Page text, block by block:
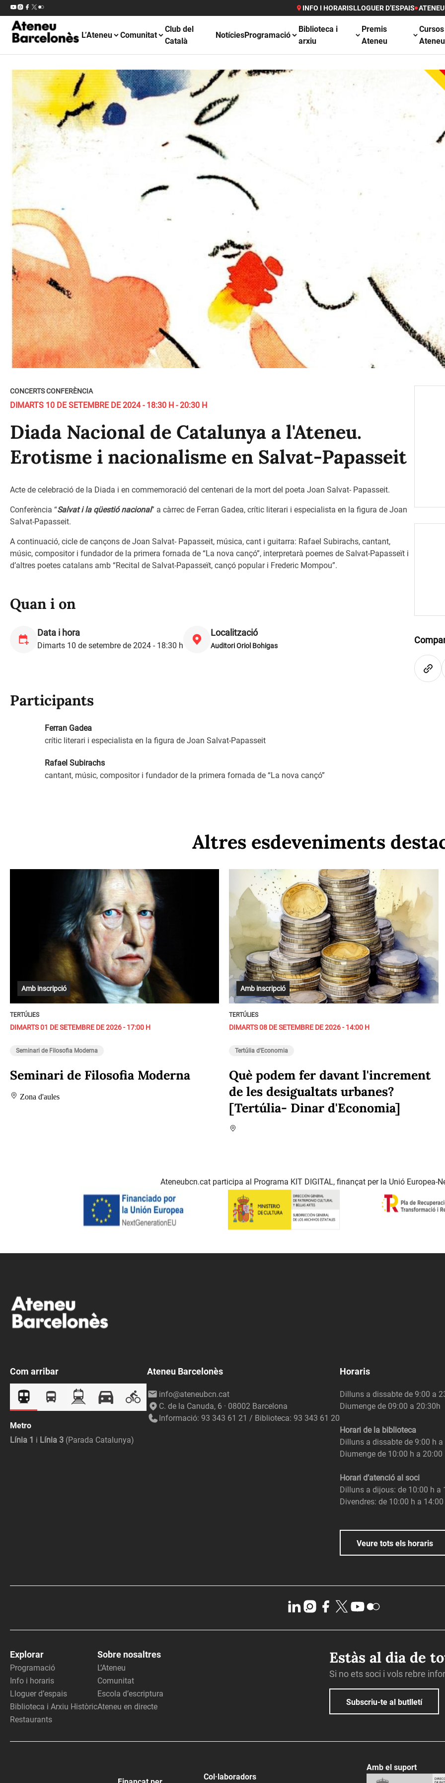
INFO I HORARISLLOGUER D’ESPAIS
L’Ateneu Comunitat
Club del
Català
NotíciesProgramació
Biblioteca i
arxiu
Premis
Ateneu
Ateneu
CONCERTS CONFERÈNCIA
DIMARTS 10 DE SETEMBRE DE 2024 - 18:30 H - 20:30 H
Diada Nacional de Catalunya a l'Ateneu.
Erotisme i nacionalisme en Salvat-Papasseit
Acte de celebració de la Diada i en commemoració del centenari de la mort del poeta Joan Salvat- Papasseit.
Conferència “Salvat i la qüestió nacional” a càrrec de Ferran Gadea, crític literari i especialista en la figura de Joan
Salvat-Papasseit.
A continuació, cicle de cançons de Joan Salvat- Papasseit, música, cant i guitarra: Rafael Subirachs, cantant,
músic, compositor i fundador de la primera fornada de “La nova cançó”, interpretarà poemes de Salvat-Papasseït i
d’altres poetes catalans amb “Recital de Salvat-Papasseït, cançó popular i Frederic Mompou”.
Quan i on
Data i hora
Dimarts 10 de setembre de 2024 - 18:30 h
Localització
Auditori Oriol Bohigas
Participants
Ferran Gadea
crític literari i especialista en la figura de Joan Salvat-Papasseit
Rafael Subirachs
cantant, músic, compositor i fundador de la primera fornada de “La nova cançó”
Altres esdeveniments
Amb inscripció
TERTÚLIES
DIMARTS 01 DE SETEMBRE DE 2026 - 17:00 H
Seminari de Filosofia Moderna
Seminari de Filosofia Moderna
Zona d'aules
Amb inscripció
TERTÚLIES
DIMARTS 08 DE SETEMBRE DE 2026 - 14:00 H
Tertúlia d'Economia
Què podem fer davant l'increment
de les desigualtats urbanes?
[Tertúlia- Dinar d'Economia]
Ateneubcn.cat participa al Programa KIT DIGITAL, finançat per la Unió Europea-
Com arribar
Metro
Línia 1 i Línia 3 (Parada Catalunya)
Ateneu Barcelonès
info@ateneubcn.cat
C. de la Canuda, 6 · 08002 Barcelona
Informació: 93 343 61 21 / Biblioteca: 93 343 61 20
Horaris
Dilluns a dissabte de 9:00 a
Diumenge de 09:00 a 20:30h
Horari de la biblioteca
Dilluns a dissabte de 9:00 h
Diumenge de 10:00 h a 20:00
Horari d’atenció al soci
Dilluns a dijous: de 10:00 h a
Divendres: de 10:00 h a
Veure tots els horaris
Explorar
Programació
Info i horaris
Lloguer d’espais
Biblioteca i Arxiu Històric
Restaurants
Sobre nosaltres
L’Ateneu
Comunitat
Escola d’escriptura
Ateneu en directe
Estàs al dia de
Si no ets soci i vols rebre
Subscriu-te al butlletí
Col·laboradors
Amb el suport